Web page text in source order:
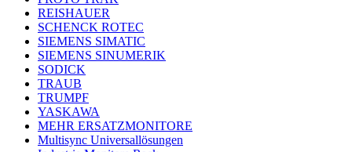
REISHAUER
SCHENCK ROTEC
SIEMENS SIMATIC
SIEMENS SINUMERIK
SODICK
TRAUB
TRUMPF
YASKAWA
MEHR ERSATZMONITORE
Multisync Universallösungen